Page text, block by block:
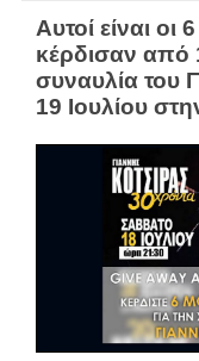
Αυτοί είναι
κέρδισαν
συναυλία του
19 Ιουλίου